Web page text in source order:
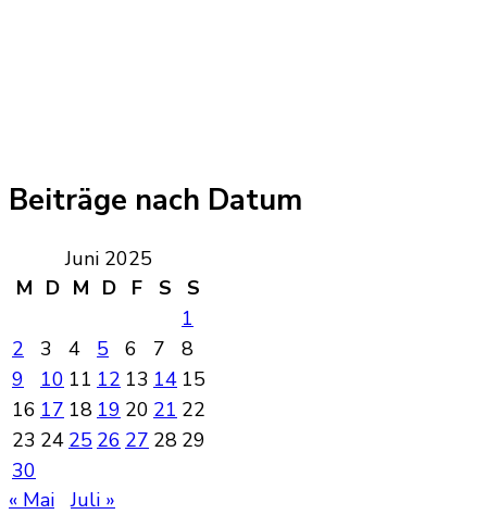
Beiträge nach Datum
Juni 2025
M D M D F S
S
1
2
3 4 5 6 7
8
9
10 11 12 13 14 15
16 17 18 19 20 21 22
23 24 25 26 27 28 29
30
« Mai
Juli »